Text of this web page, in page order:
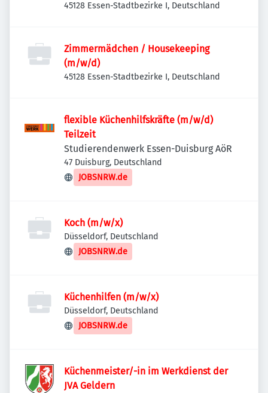
45128 Essen-Stadtbezirke I, Deutschland
Zimmermädchen / Housekeeping
(m/w/d)
45128 Essen-Stadtbezirke I, Deutschland
flexible Küchenhilfskräfte (m/w/d)
Teilzeit
Studierendenwerk Essen-Duisburg AöR
47 Duisburg, Deutschland
JOBSNRW.de
Koch (m/w/x)
Düsseldorf, Deutschland
JOBSNRW.de
Küchenhilfen (m/w/x)
Düsseldorf, Deutschland
JOBSNRW.de
Küchenmeister/-in im Werkdienst der
JVA Geldern